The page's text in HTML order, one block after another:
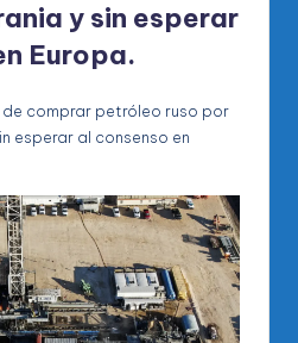
y sin esperar
Europa.
comprar petróleo ruso por
esperar al consenso en